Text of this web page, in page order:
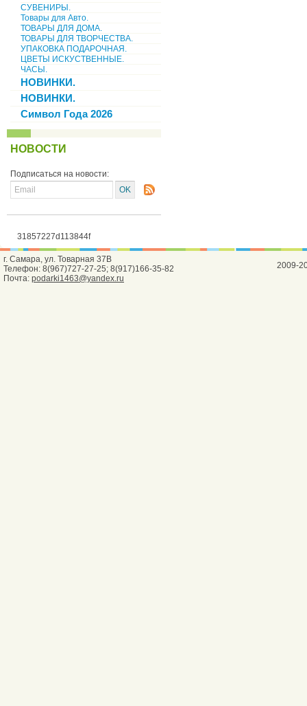
СУВЕНИРЫ.
Товары для Авто.
ТОВАРЫ ДЛЯ ДОМА.
ТОВАРЫ ДЛЯ ТВОРЧЕСТВА.
УПАКОВКА ПОДАРОЧНАЯ.
ЦВЕТЫ ИСКУСТВЕННЫЕ.
ЧАСЫ.
НОВИНКИ.
НОВИНКИ.
Символ Года 2026
НОВОСТИ
Подписаться на новости:
31857227d113844f
г. Самара, ул. Товарная 37В
Телефон: 8(967)727-27-25; 8(917)166-35-82
Почта: podarki1463@yandex.ru
2009-